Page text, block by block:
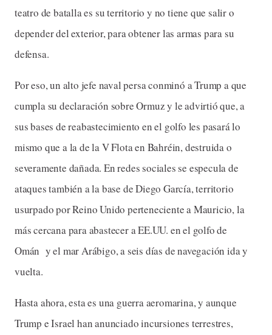
teatro de batalla es su territorio y no tiene que salir o
depender del exterior, para obtener las armas para su
defensa.
Por eso, un alto jefe naval persa conminó a Trump a que
cumpla su declaración sobre Ormuz y le advirtió que, a
sus bases de reabastecimiento en el golfo les pasará lo
mismo que a la de la V Flota en Bahréin, destruida o
severamente dañada. En redes sociales se especula de
ataques también a la base de Diego García, territorio
usurpado por Reino Unido perteneciente a Mauricio, la
más cercana para abastecer a EE.UU. en el golfo de
Omán y el mar Arábigo, a seis días de navegación ida y
vuelta.
Hasta ahora, esta es una guerra aeromarina, y aunque
Trump e Israel han anunciado incursiones terrestres,